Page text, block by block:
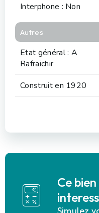
Interphone : Non
Autres
Etat général : A
Rafraichir
Construit en 1920
Ce